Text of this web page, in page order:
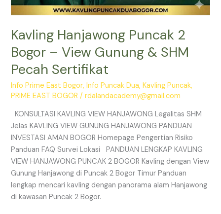
Kavling Hanjawong Puncak 2
Bogor – View Gunung & SHM
Pecah Sertifikat
Info Prime East Bogor,Info Puncak Dua,Kavling Puncak,
PRIME EAST BOGOR /rdalandacademy@gmail.com
KONSULTASI KAVLING VIEW HANJAWONG Legalitas SHM
Jelas KAVLING VIEW GUNUNG HANJAWONG PANDUAN
INVESTASI AMAN BOGOR Homepage Pengertian Risiko
Panduan FAQ Survei Lokasi PANDUAN LENGKAP KAVLING
VIEW HANJAWONG PUNCAK 2 BOGOR Kavling dengan View
Gunung Hanjawong di Puncak 2 Bogor Timur Panduan
lengkap mencari kavling dengan panorama alam Hanjawong
di kawasan Puncak 2 Bogor.